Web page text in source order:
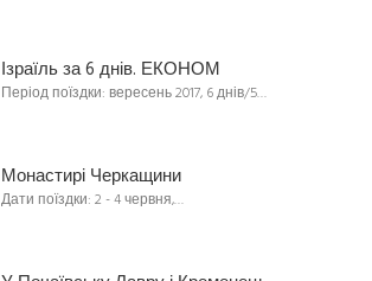
Ізраїль за 6 днів. ЕКОНОМ
Період поїздки: вересень 2017, 6 днів/5…
Монастирі Черкащини
Дати поїздки: 2 - 4 червня,…